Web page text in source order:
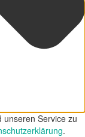
unseren Service zu
.